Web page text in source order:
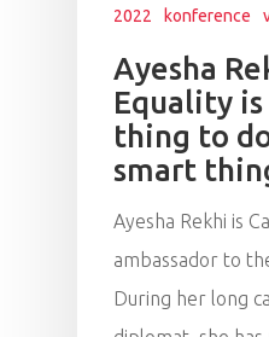
2022 konference
Ayesha
Equality is
thing to
smart
Ayesha Rekhi is
ambassador to
During her long